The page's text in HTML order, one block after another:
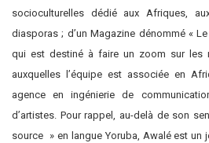
socioculturelles dédié aux Afriques,
diasporas ; d’un Magazine dénommé «
qui est destiné à faire un zoom sur les
auxquelles l’équipe est associée en
agence en ingénierie de
d’artistes. Pour rappel, au-delà de son
source » en langue Yoruba, Awalé est un